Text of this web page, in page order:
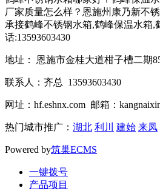
厂家质量怎么样？恩施州康乃新不
承接鹤峰不锈钢水箱,鹤峰保温水箱,
话:13593603430
地址： 恩施市金桂大道柑子槽二期
联系人：齐总 13593603430
网址：hf.eshnx.com 邮箱：
热门城市推广： 湖北 利川 建始 来凤
Powered by筑巢ECMS
一键拨号
产品项目